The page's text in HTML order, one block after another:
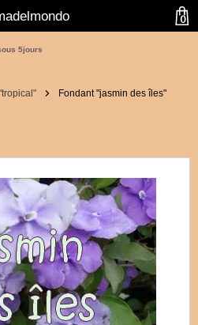
5jours
Fondant "jasmin des îles"
0